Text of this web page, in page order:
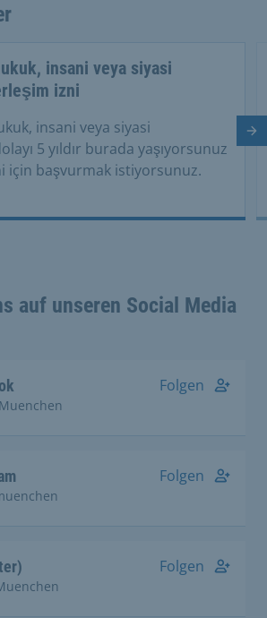
insani veya siyasi
izni
insani veya siyasi
5 yıldır burada yaşıyorsunuz
için başvurmak istiyorsunuz.
auf unseren Social Media
Folgen
Folgen
Folgen